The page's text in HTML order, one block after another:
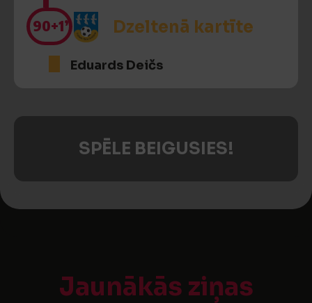
90+1’ Dzeltenā kartīte
Eduards Deičs
SPĒLE BEIGUSIES!
Jaunākās ziņas